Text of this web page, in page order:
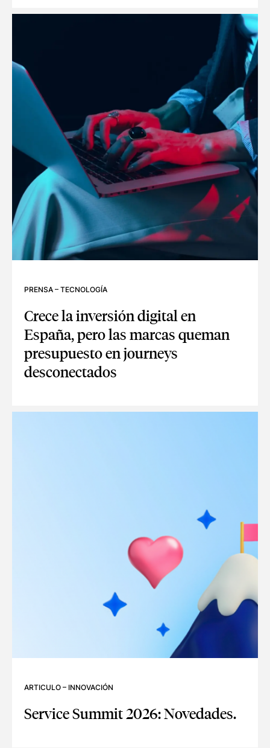
PRENSA – TECNOLOGÍA
Crece la inversión digital en
España, pero las marcas queman
presupuesto en journeys
desconectados
ARTICULO – INNOVACIÓN
Service Summit 2026: Novedades.